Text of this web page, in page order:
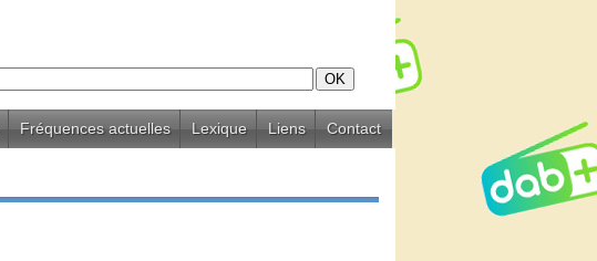
Fréquences actuelles Lexique Liens Contact